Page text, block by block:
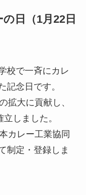
日（1月22日
校で一斉にカレ
記念日です。
拡大に貢献し、
しました。
カレー工業協同
制定・登録しま